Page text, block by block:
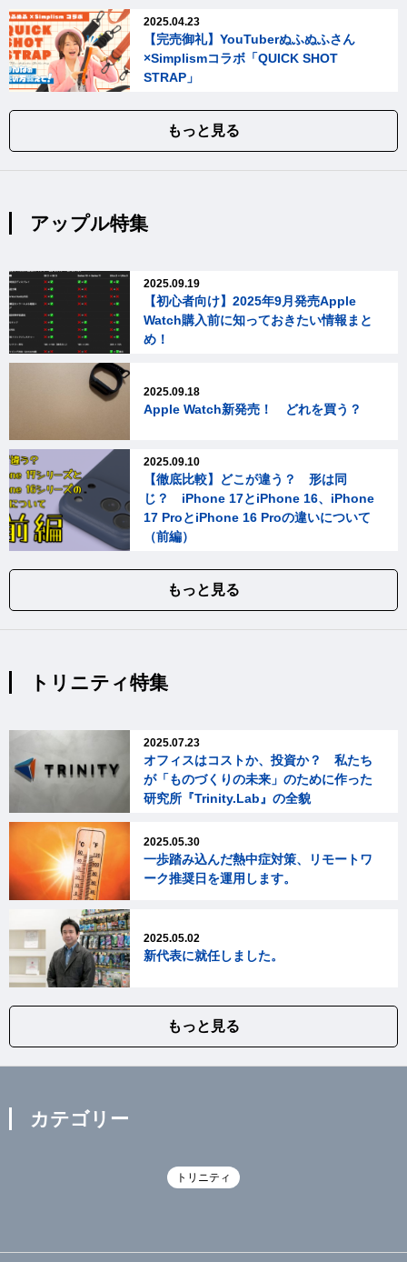
2025.04.23
【完売御礼】YouTuberぬふぬふさん
×Simplismコラボ「QUICK SHOT
STRAP」
もっと見る
アップル特集
2025.09.19
【初心者向け】2025年9月発売Apple
Watch購入前に知っておきたい情報まと
め！
2025.09.18
Apple Watch新発売！ どれを買う？
2025.09.10
【徹底比較】どこが違う？ 形は同
じ？ iPhone 17とiPhone 16、iPhone
17 ProとiPhone 16 Proの違いについて
（前編）
もっと見る
トリニティ特集
2025.07.23
オフィスはコストか、投資か？ 私たち
が「ものづくりの未来」のために作った
研究所『Trinity.Lab』の全貌
2025.05.30
一歩踏み込んだ熱中症対策、リモートワ
ーク推奨日を運用します。
2025.05.02
新代表に就任しました。
もっと見る
カテゴリー
トリニティ